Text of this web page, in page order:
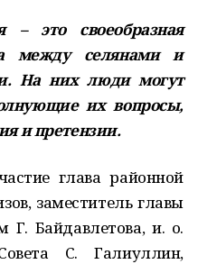
– это своеобразная
между селянами и
На них люди могут
их вопросы,
и претензии.
глава районной
заместитель главы
Г. Байдавлетова, и. о.
С. Галиуллин,